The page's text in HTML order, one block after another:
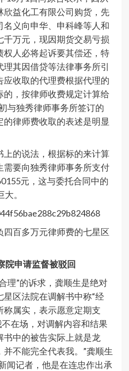
欣益化工有限公司购货，先
名义向申华、申科峰等人和
千万元，现因期货交易亏损
权人必将起诉要其偿还，特
其因借贷等法律事务所引
应收取的代理费根据代理的
的，按律师收费规定计算给
与独秀律师事务所签订的
的律师费收取的表述是明显
上的说法，根据标的来计算
需要向独秀律师事务所支付
元，这与委托合同中的
。
四百多万元律师费的七星区
院申请监督被驳回
理”的诉求，龚顺生是绝对
区法院在调解书中称“经
称属实，表示愿意定期支
在场，对调解内容和结果
书中的被告实际上就是龙
不能完全代表我。”龚顺生
闻记者，他是在连忠作出承